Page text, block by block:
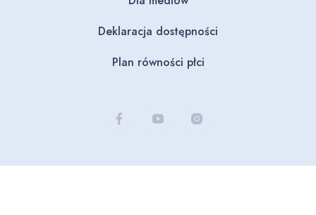
Deklaracja dostępności
Plan równości płci